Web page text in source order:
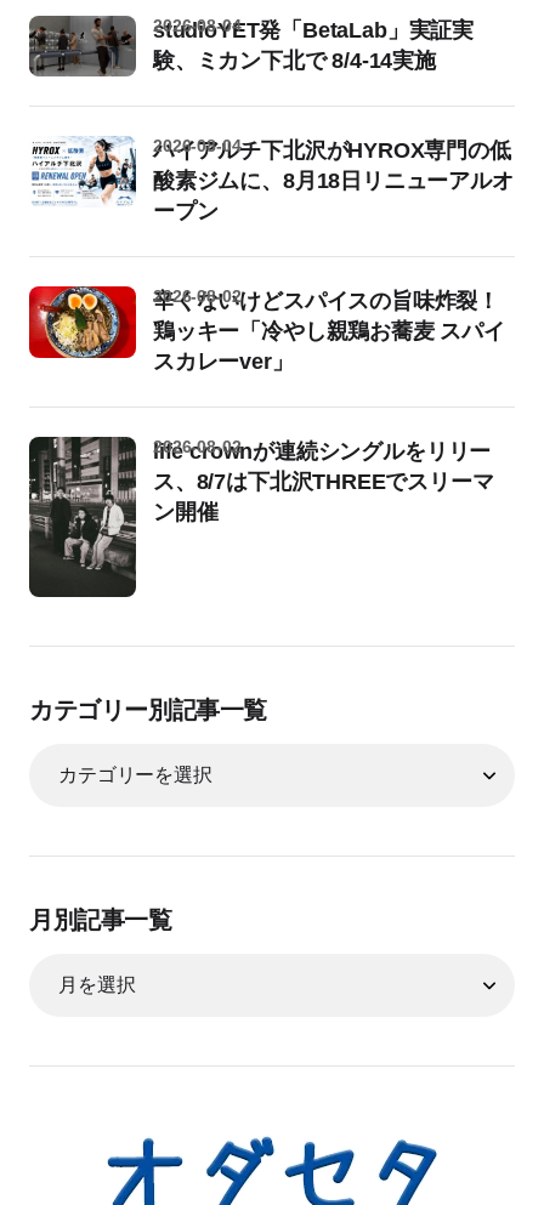
studioYET発「BetaLab」実証実
験、ミカン下北で 8/4-14実施
2026-08-04
ハイアルチ下北沢がHYROX専門の低
酸素ジムに、8月18日リニューアルオ
ープン
2026-08-04
辛くないけどスパイスの旨味炸裂！
鶏ッキー「冷やし親鶏お蕎麦 スパイ
スカレーver」
2026-08-02
life crownが連続シングルをリリー
ス、8/7は下北沢THREEでスリーマ
ン開催
2026-08-02
カテゴリー別記事一覧
月別記事一覧